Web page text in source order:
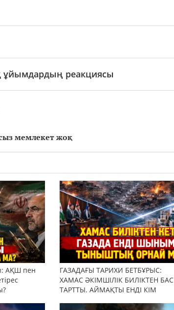
мемлекет жоқ
ұйымдардың реакциясы
АҚШ пен
ГАЗАДАҒЫ ТАРИХИ БЕТБҰРЫС:
ХАМАС ӘКІМШІЛІК БИЛІКТЕН БАС
ТАРТТЫ. АЙМАҚТЫ ЕНДІ КІМ